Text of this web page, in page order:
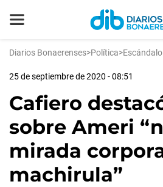
Diarios Bonaerenses>Política>Escándalo
25 de septiembre de 2020 - 08:51
Cafiero
sobre Ameri
mirada
machirula”